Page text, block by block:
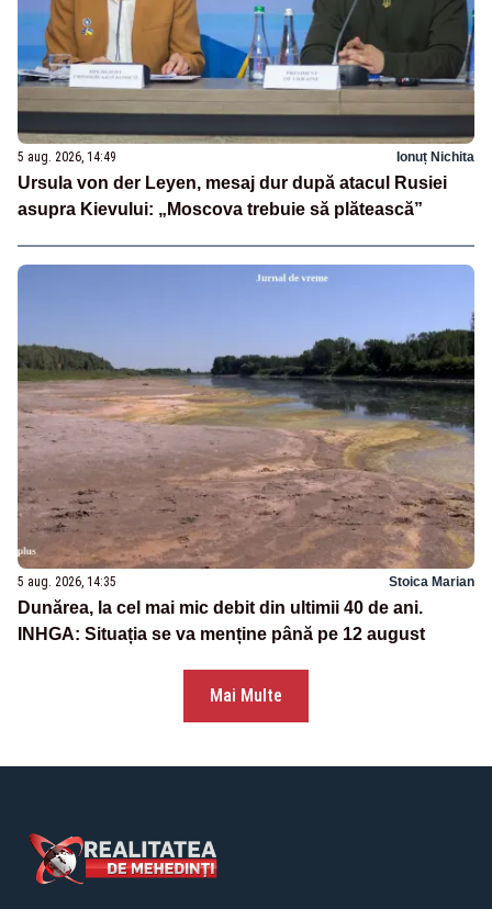
5 aug. 2026, 14:49 Ionuț Nichita
Ursula von der Leyen, mesaj dur după atacul Rusiei
asupra Kievului: „Moscova trebuie să plătească”
5 aug. 2026, 14:35 Stoica Marian
Dunărea, la cel mai mic debit din ultimii 40 de ani.
INHGA: Situația se va menține până pe 12 august
Mai Multe